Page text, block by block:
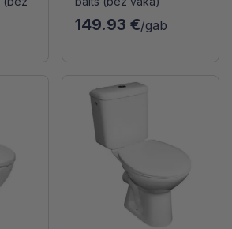
149.93 €/gab